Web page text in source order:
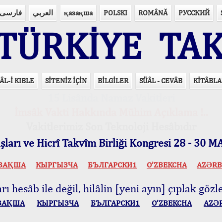
فارسی العربي қазақша POLSKI ROMÂNĂ РУССКИЙ
İ KIBLE SİTENİZ İÇİN BİLGİLER SÜÂL - CEVÂB
ve Hicrî Takvîm Birliği Kongresi 28 - 30
КЫPГЫЗЧA БЪЛГАРСКИ1 O’ZBEKCHA
hesâb ile değil, hilâlin [yeni ayın] çıplak
КЫPГЫЗЧA БЪЛГАРСКИ1 O’ZBEKCHA